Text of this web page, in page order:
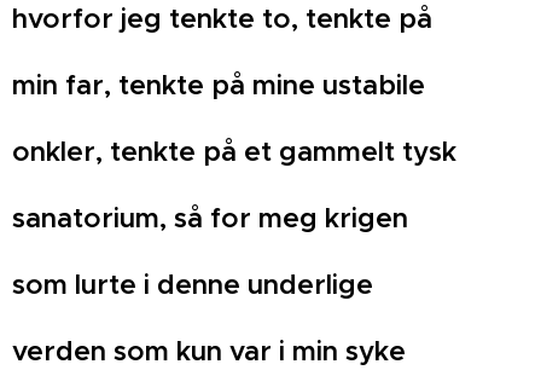
hvorfor jeg tenkte to, tenkte på
min far, tenkte på mine ustabile
onkler, tenkte på et gammelt tysk
sanatorium, så for meg krigen
som lurte i denne underlige
verden som kun var i min syke